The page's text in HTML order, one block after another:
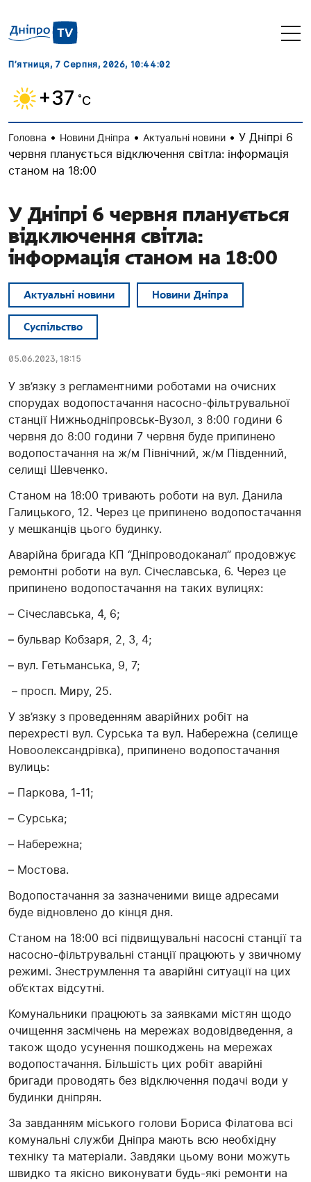
П’ятниця, 7 Серпня, 2026, 10:44:03
+37 ˚C
Головна • Новини Дніпра • Актуальні новини • У Дніпрі 6
червня планується відключення світла: інформація
станом на 18:00
У Дніпрі 6 червня планується
відключення світла:
інформація станом на 18:00
Актуальні новини Новини Дніпра
Суспільство
05.06.2023, 18:15
У зв’язку з регламентними роботами на очисних
спорудах водопостачання насосно-фільтрувальної
станції Нижньодніпровськ-Вузол, з 8:00 години 6
червня до 8:00 години 7 червня буде припинено
водопостачання на ж/м Північний, ж/м Південний,
селищі Шевченко.
Станом на 18:00 тривають роботи на вул. Данила
Галицького, 12. Через це припинено водопостачання
у мешканців цього будинку.
Аварійна бригада КП “Дніпроводоканал” продовжує
ремонтні роботи на вул. Січеславська, 6. Через це
припинено водопостачання на таких вулицях:
– Січеславська, 4, 6;
– бульвар Кобзаря, 2, 3, 4;
– вул. Гетьманська, 9, 7;
– просп. Миру, 25.
У зв’язку з проведенням аварійних робіт на
перехресті вул. Сурська та вул. Набережна (селище
Новоолександрівка), припинено водопостачання
вулиць:
– Паркова, 1-11;
– Сурська;
– Набережна;
– Мостова.
Водопостачання за зазначеними вище адресами
буде відновлено до кінця дня.
Станом на 18:00 всі підвищувальні насосні станції та
насосно-фільтрувальні станції працюють у звичному
режимі. Знеструмлення та аварійні ситуації на цих
об’єктах відсутні.
Комунальники працюють за заявками містян щодо
очищення засмічень на мережах водовідведення, а
також щодо усунення пошкоджень на мережах
водопостачання. Більшість цих робіт аварійні
бригади проводять без відключення подачі води у
будинки дніпрян.
За завданням міського голови Бориса Філатова всі
комунальні служби Дніпра мають всю необхідну
техніку та матеріали. Завдяки цьому вони можуть
швидко та якісно виконувати будь-які ремонти на